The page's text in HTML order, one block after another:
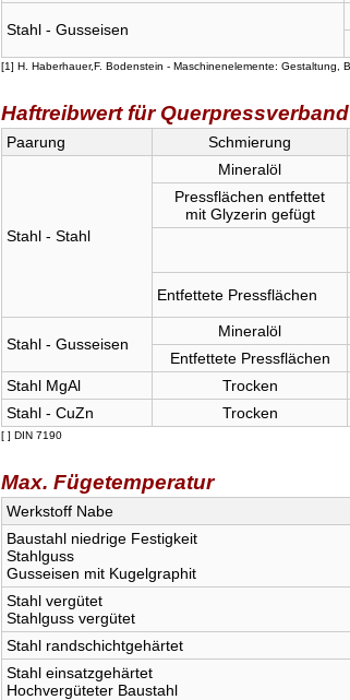
Stahl - Gusseisen
[1] H. Haberhauer,F. Bodenstein - Maschinenelemente: Gestaltung,
Haftreibwert für Querpressverband
Paarung Schmierung
Stahl - Stahl
Mineralöl
Pressflächen entfettet
mit Glyzerin gefügt
Entfettete Pressflächen
Stahl - Gusseisen
Mineralöl
Entfettete Pressflächen
Stahl MgAl
Trocken
Stahl - CuZn
Trocken
[ ] DIN 7190
Max. Fügetemperatur
Werkstoff Nabe
Baustahl niedrige Festigkeit
Stahlguss
Gusseisen mit Kugelgraphit
Stahl vergütet
Stahlguss vergütet
Stahl randschichtgehärtet
Stahl einsatzgehärtet
Hochvergüteter Baustahl